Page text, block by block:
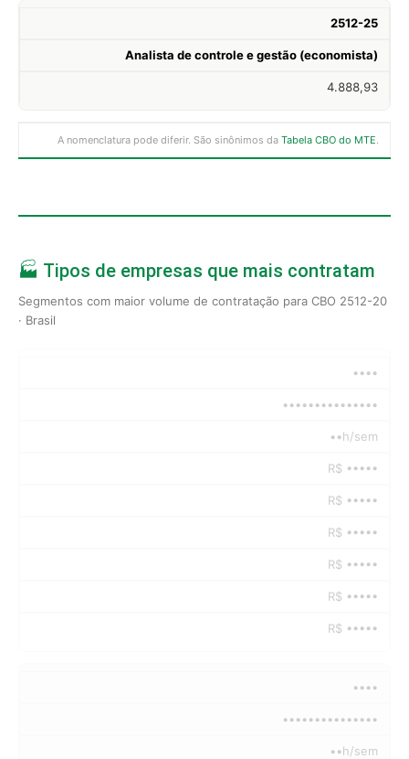
2512-25
Analista de controle e gestão (economista)
4.888,93
A nomenclatura pode diferir. São sinônimos da Tabela CBO do MTE.
🏭 Tipos de empresas que mais contratam
Segmentos com maior volume de contratação para CBO 2512-20
· Brasil
••••
•••••••••••••••
••h/sem
R$ •••••
R$ •••••
R$ •••••
R$ •••••
R$ •••••
R$ •••••
••••
•••••••••••••••
••h/sem